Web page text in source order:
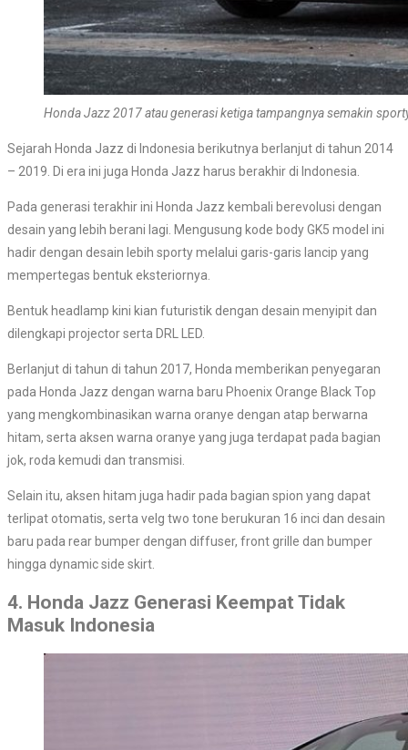
Honda Jazz 2017 atau generasi ketiga tampangnya semakin
Sejarah Honda Jazz di Indonesia berikutnya berlanjut di tahun 2014
– 2019. Di era ini juga Honda Jazz harus berakhir di Indonesia.
Pada generasi terakhir ini Honda Jazz kembali berevolusi dengan
desain yang lebih berani lagi. Mengusung kode body GK5 model ini
hadir dengan desain lebih sporty melalui garis-garis lancip yang
mempertegas bentuk eksteriornya.
Bentuk headlamp kini kian futuristik dengan desain menyipit dan
dilengkapi projector serta DRL LED.
Berlanjut di tahun di tahun 2017, Honda memberikan penyegaran
pada Honda Jazz dengan warna baru Phoenix Orange Black Top
yang mengkombinasikan warna oranye dengan atap berwarna
hitam, serta aksen warna oranye yang juga terdapat pada bagian
jok, roda kemudi dan transmisi.
Selain itu, aksen hitam juga hadir pada bagian spion yang dapat
terlipat otomatis, serta velg two tone berukuran 16 inci dan desain
baru pada rear bumper dengan diffuser, front grille dan bumper
hingga dynamic side skirt.
4. Honda Jazz Generasi Keempat Tidak
Masuk Indonesia